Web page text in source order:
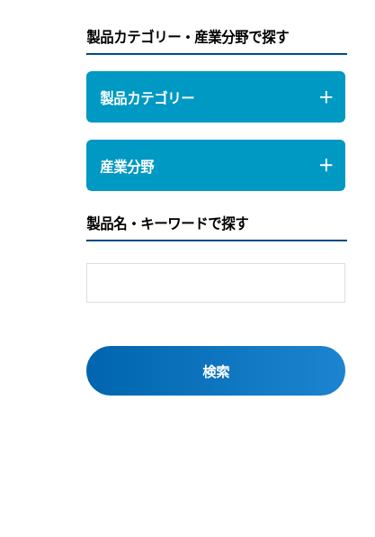
製品カテゴリー・産業分野で探す
製品カテゴリー
産業分野
製品名・キーワードで探す